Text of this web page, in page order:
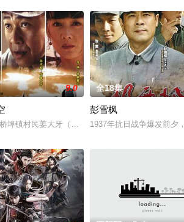
9.0
埠镇村民姜大牙（张丰毅 饰）在迎亲路上，遭遇
全18集
彭雪枫
1937年抗日战争爆发前夕